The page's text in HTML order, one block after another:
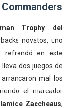
Trophy del
novatos, uno
refrendó en este
dos juegos de
mal los
el marcador
Zaccheaus,